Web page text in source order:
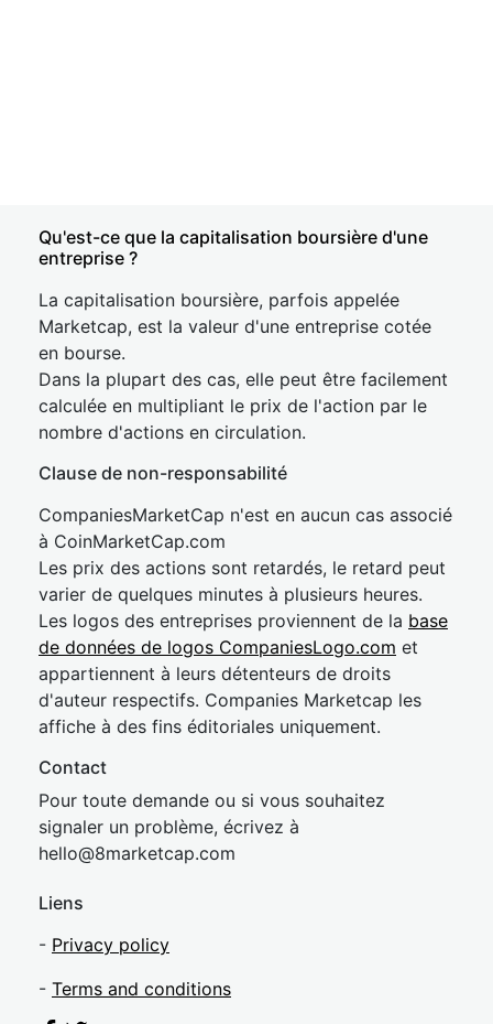
Qu'est-ce que la capitalisation boursière d'une
entreprise ?
La capitalisation boursière, parfois appelée
Marketcap, est la valeur d'une entreprise cotée
en bourse.
Dans la plupart des cas, elle peut être facilement
calculée en multipliant le prix de l'action par le
nombre d'actions en circulation.
Clause de non-responsabilité
CompaniesMarketCap n'est en aucun cas associé
à CoinMarketCap.com
Les prix des actions sont retardés, le retard peut
varier de quelques minutes à plusieurs heures.
Les logos des entreprises proviennent de la base
de données de logos CompaniesLogo.com et
appartiennent à leurs détenteurs de droits
d'auteur respectifs. Companies Marketcap les
affiche à des fins éditoriales uniquement.
Contact
Pour toute demande ou si vous souhaitez
signaler un problème, écrivez à
hello@8marketcap.com
Liens
- Privacy policy
- Terms and conditions